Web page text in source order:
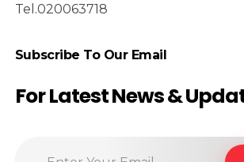
Tel.020063718
Subscribe To Our Email
For Latest News &